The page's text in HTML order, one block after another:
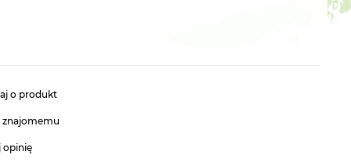
o produkt
znajomemu
opinię